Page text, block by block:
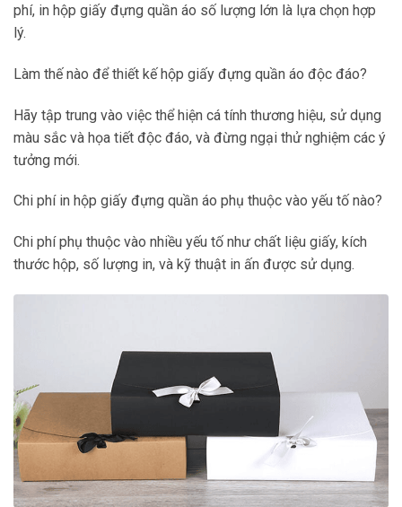
phí, in hộp giấy đựng quần áo số lượng lớn là lựa chọn hợp
lý.
Làm thế nào để thiết kế hộp giấy đựng quần áo độc đáo?
Hãy tập trung vào việc thể hiện cá tính thương hiệu, sử dụng
màu sắc và họa tiết độc đáo, và đừng ngại thử nghiệm các ý
tưởng mới.
Chi phí in hộp giấy đựng quần áo phụ thuộc vào yếu tố nào?
Chi phí phụ thuộc vào nhiều yếu tố như chất liệu giấy, kích
thước hộp, số lượng in, và kỹ thuật in ấn được sử dụng.